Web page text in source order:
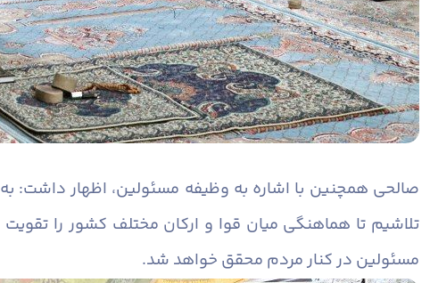
صالحی همچنین با اشاره به وظیفه مسئولین، اظهار داشت:
تلاشیم تا هماهنگی میان قوا و ارکان مختلف کشور را
مسئولین در کنار مردم محقق خواهد شد.